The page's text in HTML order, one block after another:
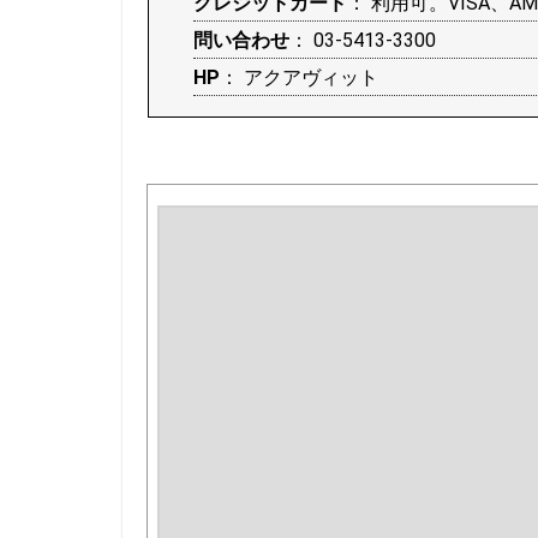
問い合わせ ： 03-5413-3300
HP ： アクアヴィット